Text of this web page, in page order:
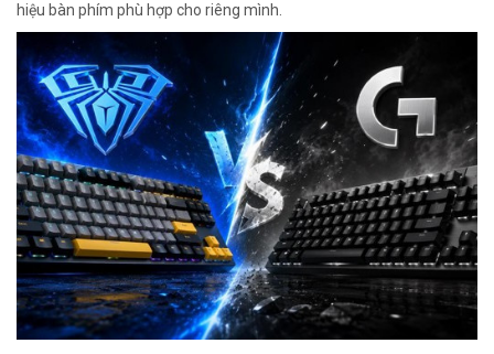
hiệu bàn phím phù hợp cho riêng mình.